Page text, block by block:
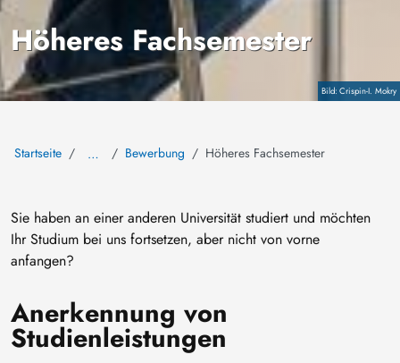
CopyrightCrispin-I. Mokry
Höheres Fachsemester
Startseite … Bewerbung Höheres Fachsemester
Sie haben an einer anderen Universität studiert und möchten
Ihr Studium bei uns fortsetzen, aber nicht von vorne
anfangen?
Anerkennung von
Studienleistungen